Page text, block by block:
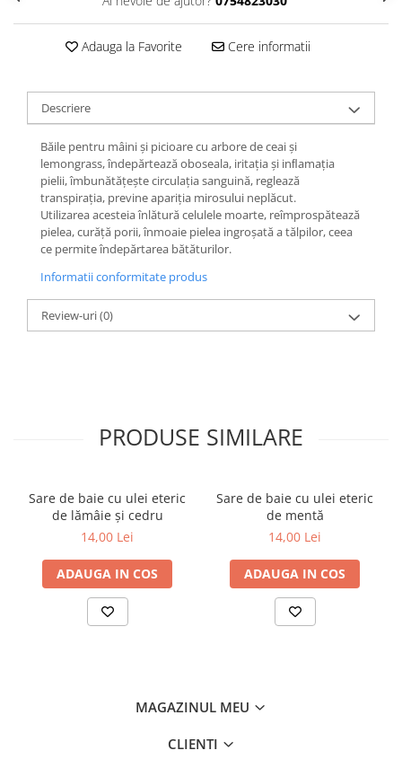
Adauga la Favorite Cere informatii
Descriere
Băile pentru mâini şi picioare cu arbore de ceai şi
lemongrass, îndepărtează oboseala, iritația şi inﬂamația
pielii, îmbunătăţeşte circulaţia sanguină, reglează
transpiraţia, previne apariţia mirosului neplăcut.
Utilizarea acesteia înlătură celulele moarte, reîmprospătează
pielea, curăţă porii, înmoaie pielea ingroșată a tălpilor, ceea
ce permite îndepărtarea bătăturilor.
Informatii conformitate produs
Review-uri(0)
PRODUSE SIMILARE
Sare de baie cu ulei eteric
de lămâie și cedru
14,00 Lei
ADAUGA IN COS
Sare de baie cu ulei eteric
de mentă
14,00 Lei
ADAUGA IN COS
MAGAZINUL MEU
CLIENTI